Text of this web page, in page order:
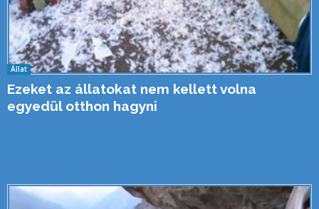
Állat
Ezeket az állatokat nem kellett volna
egyedül otthon hagyni